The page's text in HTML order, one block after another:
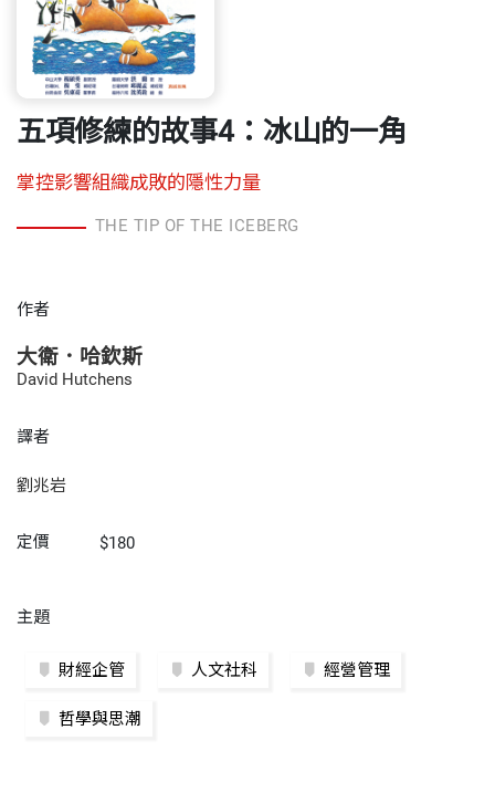
五項修練的故事4：冰山的一角
掌控影響組織成敗的隱性力量
THE TIP OF THE ICEBERG
作者
大衛．哈欽斯
David Hutchens
譯者
劉兆岩
定價 $180
主題
財經企管 人文社科 經營管理
哲學與思潮